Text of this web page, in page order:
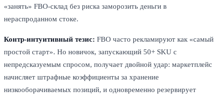
«занять» FBO-склад без риска заморозить деньги в
нераспроданном стоке.
Контр-интуитивный тезис: FBO часто рекламируют как «самый
простой старт». Но новичок, запускающий 50+ SKU с
непредсказуемым спросом, получает двойной удар: маркетплейс
начисляет штрафные коэффициенты за хранение
низкооборачиваемых позиций, и одновременно резервирует